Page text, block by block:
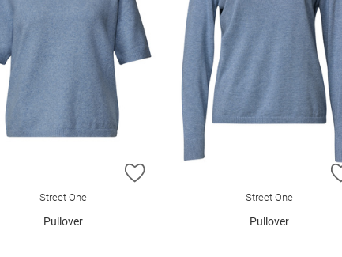
ZUR WUNSCHLISTE HINZUFÜGEN
Street One
Pullover
Street One
Pullover